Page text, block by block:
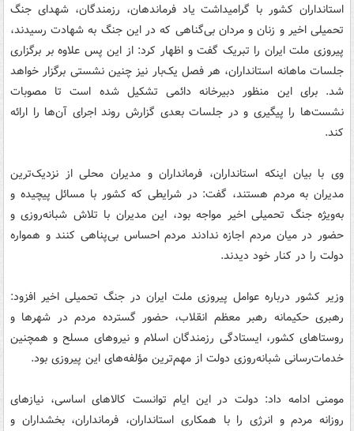
استانداران کشور با گرامیداشت یاد فرماندهان، رزمندگان، شهدای جنگ
تحمیلی اخیر و زنان و مردان بی‌گناهی که در این جنگ به شهادت رسیدند،
پیروزی ملت ایران را تبریک گفت و اظهار کرد: از این پس علاوه بر برگزاری
جلسات ماهانه استانداران، هر فصل یک‌بار نیز چنین نشستی برگزار خواهد
شد. برای این منظور دبیرخانه دائمی تشکیل شده است تا مصوبات
نشست‌ها را پیگیری و در جلسات بعدی گزارش روند اجرای آن‌ها را ارائه
کند.
وی با بیان اینکه استانداران، فرمانداران و مدیران محلی از نزدیک‌ترین
مدیران به مردم هستند، گفت: در شرایطی که کشور با مسائل پیچیده و
به‌ویژه جنگ تحمیلی اخیر مواجه بود، این مدیران با تلاش شبانه‌روزی و
حضور در میان مردم اجازه ندادند مردم احساس بی‌پناهی کنند و همواره
دولت را در کنار خود دیدند.
وزیر کشور درباره عوامل پیروزی ملت ایران در جنگ تحمیلی اخیر افزود:
رهبری حکیمانه رهبر معظم انقلاب، حضور گسترده مردم در شهرها و
روستاهای کشور، ایستادگی رزمندگان اسلام و نیروهای مسلح و همچنین
خدمات‌رسانی شبانه‌روزی دولت از مهم‌ترین مؤلفه‌های این پیروزی بود.
مومنی ادامه داد: دولت در این ایام توانست کالاهای اساسی، نیازهای
روزانه مردم و انرژی را با همکاری استانداران، فرمانداران، بخشداران و